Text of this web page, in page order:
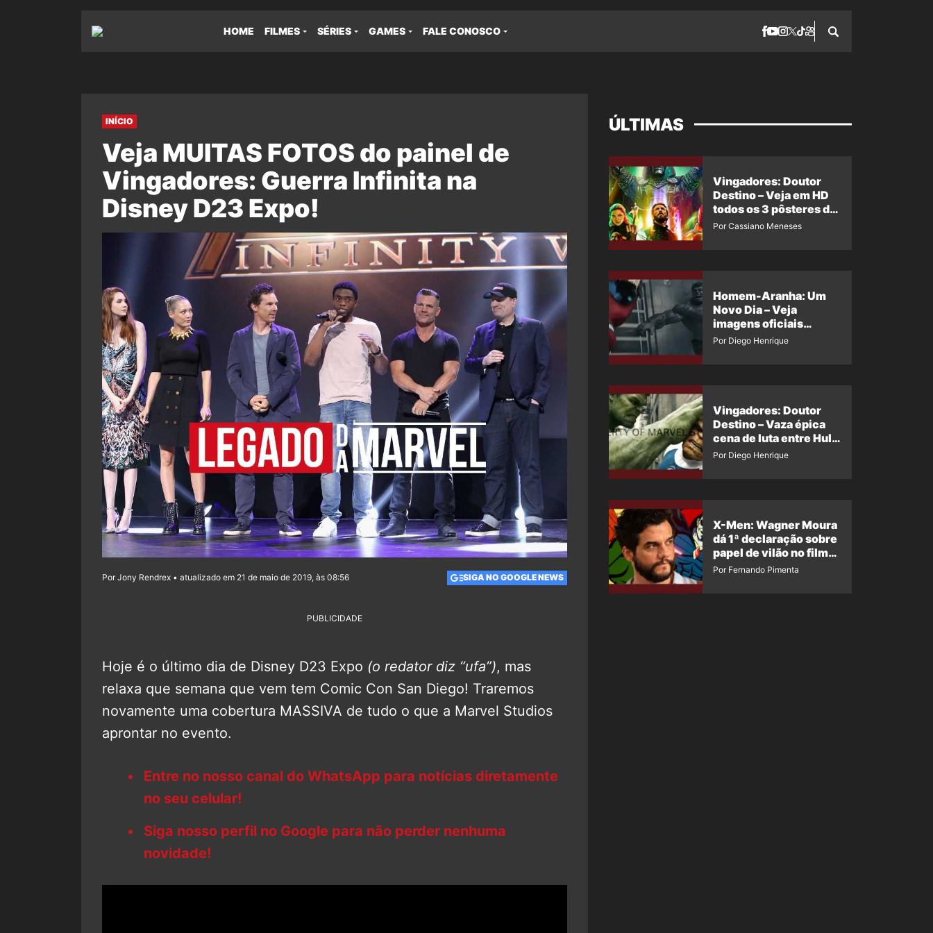
HOME FILMES SÉRIES GAMES FALE CONOSCO
INÍCIO
Veja MUITAS FOTOS do painel de
Vingadores: Guerra Infinita na
Disney D23 Expo!
Por Jony Rendrex • atualizado em 21 de maio de 2019, às 08:56 SIGA NO GOOGLE NEWS
PUBLICIDADE
Hoje é o último dia de Disney D23 Expo (o redator diz “ufa”), mas
relaxa que semana que vem tem Comic Con San Diego! Traremos
novamente uma cobertura MASSIVA de tudo o que a Marvel Studios
aprontar no evento.
Entre no nosso canal do WhatsApp para notícias diretamente
no seu celular!
Siga nosso perfil no Google para não perder nenhuma
novidade!
ÚLTIMAS
Vingadores: Doutor
Destino – Veja em HD
todos os 3 pôsteres de
‘Doomsday’ + 1 imagem
Por Cassiano Meneses
Homem-Aranha: Um
Novo Dia – Veja
imagens oficiais
descartadas do Hulk
Por Diego Henrique
Vingadores: Doutor
Destino – Vaza épica
cena de luta entre Hulk
e o Coisa
Por Diego Henrique
X-Men: Wagner Moura
dá 1ª declaração sobre
papel de vilão no filme
da Marvel
Por Fernando Pimenta